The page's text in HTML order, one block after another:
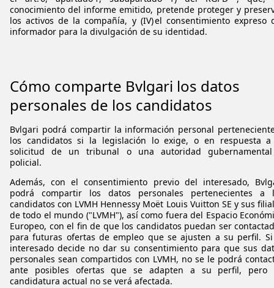
conocimiento del informe emitido, pretende proteger y
los activos de la compañía, y (IV) el consentimiento expreso
informador para la divulgación de su identidad.
Cómo comparte Bvlgari los datos
personales de los candidatos
Bvlgari podrá compartir la información personal
los candidatos si la legislación lo exige, o en respuesta
solicitud de un tribunal o una autoridad
policial.
Además, con el consentimiento previo del interesado,
podrá compartir los datos personales pertenecientes a
candidatos con LVMH Hennessy Moët Louis Vuitton SE y sus
de todo el mundo ("LVMH"), así como fuera del Espacio
Europeo, con el fin de que los candidatos puedan ser
para futuras ofertas de empleo que se ajusten a su perfil.
interesado decide no dar su consentimiento para que sus
personales sean compartidos con LVMH, no se le podrá
ante posibles ofertas que se adapten a su perfil, pero
candidatura actual no se verá afectada.